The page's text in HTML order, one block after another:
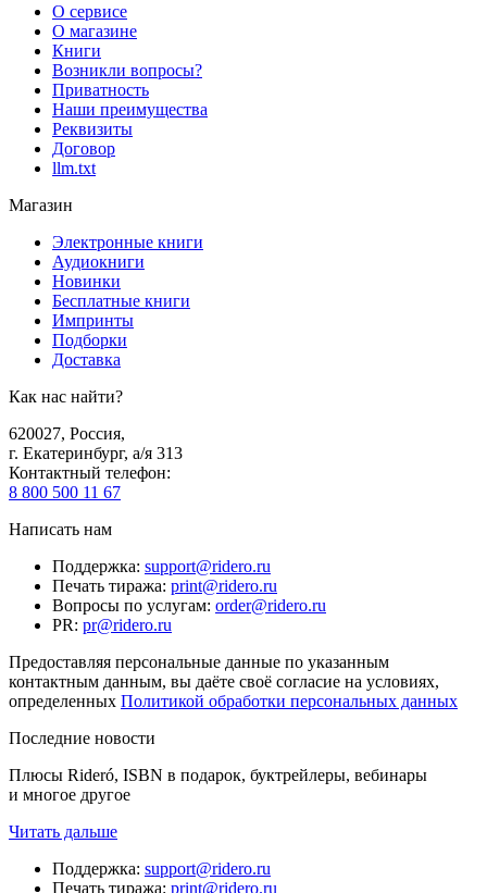
О сервисе
О магазине
Книги
Возникли вопросы?
Приватность
Наши преимущества
Реквизиты
Договор
llm.txt
Магазин
Электронные книги
Аудиокниги
Новинки
Бесплатные книги
Импринты
Подборки
Доставка
Как нас найти?
620027, Россия,
г. Екатеринбург, а/я 313
Контактный телефон:
8 800 500 11 67
Написать нам
Поддержка: support@ridero.ru
Печать тиража: print@ridero.ru
Вопросы по услугам: order@ridero.ru
PR: pr@ridero.ru
Предоставляя персональные данные по указанным
контактным данным, вы даёте своё согласие на условиях,
определенных Политикой обработки персональных данных
Последние новости
Плюсы Rideró, ISBN в подарок, буктрейлеры, вебинары
и многое другое
Читать дальше
Поддержка: support@ridero.ru
Печать тиража: print@ridero.ru